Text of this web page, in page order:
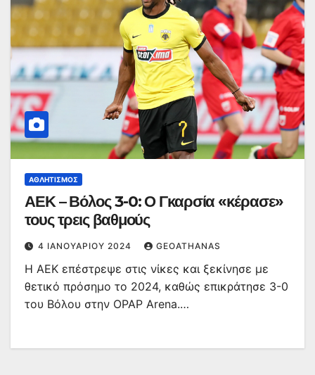
ΑΘΛΗΤΙΣΜΌΣ
ΑΕΚ – Βόλος 3-0: Ο Γκαρσία «κέρασε»
τους τρεις βαθμούς
4 ΙΑΝΟΥΑΡΊΟΥ 2024 GEOATHANAS
Η ΑΕΚ επέστρεψε στις νίκες και ξεκίνησε με
θετικό πρόσημο το 2024, καθώς επικράτησε 3-0
του Βόλου στην OPAP Arena.…